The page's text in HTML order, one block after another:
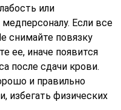
или
Если все
снимайте повязку
ее, иначе появится
после сдачи крови.
и правильно
избегать физических